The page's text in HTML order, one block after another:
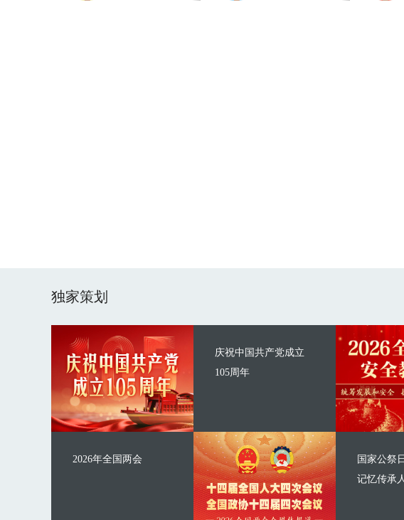
独家策划
庆祝中国共产党成立
105周年
2026年全国两会
国家公祭
记忆传承